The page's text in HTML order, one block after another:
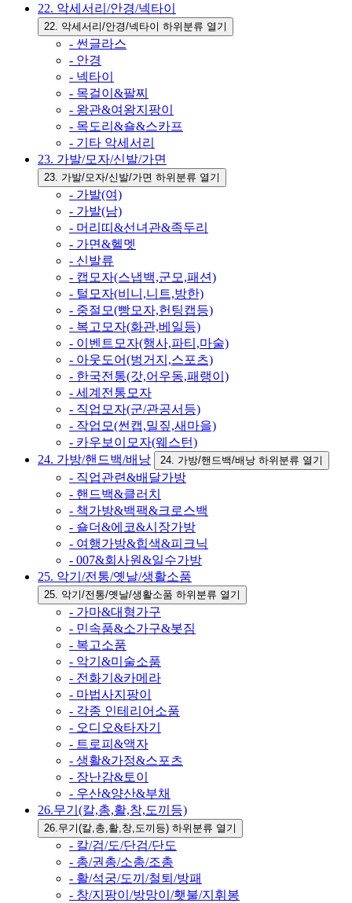
22. 악세서리/안경/넥타이
22. 악세서리/안경/넥타이 하위분류 열기
- 썬글라스
- 안경
- 넥타이
- 목걸이&팔찌
- 왕관&여왕지팡이
- 목도리&숄&스카프
- 기타 악세서리
23. 가발/모자/신발/가면
23. 가발/모자/신발/가면 하위분류 열기
- 가발(여)
- 가발(남)
- 머리띠&선녀관&족두리
- 가면&헬멧
- 신발류
- 캡모자(스냅백,군모,패션)
- 털모자(비니,니트,방한)
- 중절모(빵모자,헌팅캡등)
- 복고모자(화관,베일등)
- 이벤트모자(행사,파티,마술)
- 아웃도어(벙거지,스포츠)
- 한국전통(갓,어우동,패랭이)
- 세계전통모자
- 직업모자(군/관공서등)
- 작업모(썬캡,밀짚,새마을)
- 카우보이모자(웨스턴)
24. 가방/핸드백/배낭
24. 가방/핸드백/배낭 하위분류 열기
- 직업관련&배달가방
- 핸드백&클러치
- 책가방&백팩&크로스백
- 숄더&에코&시장가방
- 여행가방&힙색&피크닉
- 007&회사원&일수가방
25. 악기/전통/옛날/생활소품
25. 악기/전통/옛날/생활소품 하위분류 열기
- 가마&대형가구
- 민속품&소가구&봇짐
- 복고소품
- 악기&미술소품
- 전화기&카메라
- 마법사지팡이
- 각종 인테리어소품
- 오디오&타자기
- 트로피&액자
- 생활&가정&스포츠
- 장난감&토이
- 우산&양산&부채
26.무기(칼,총,활,창,도끼등)
26.무기(칼,총,활,창,도끼등) 하위분류 열기
- 칼/검/도/단검/단도
- 총/권총/소총/조총
- 활/석궁/도끼/철퇴/방패
- 창/지팡이/방망이/횃불/지휘봉